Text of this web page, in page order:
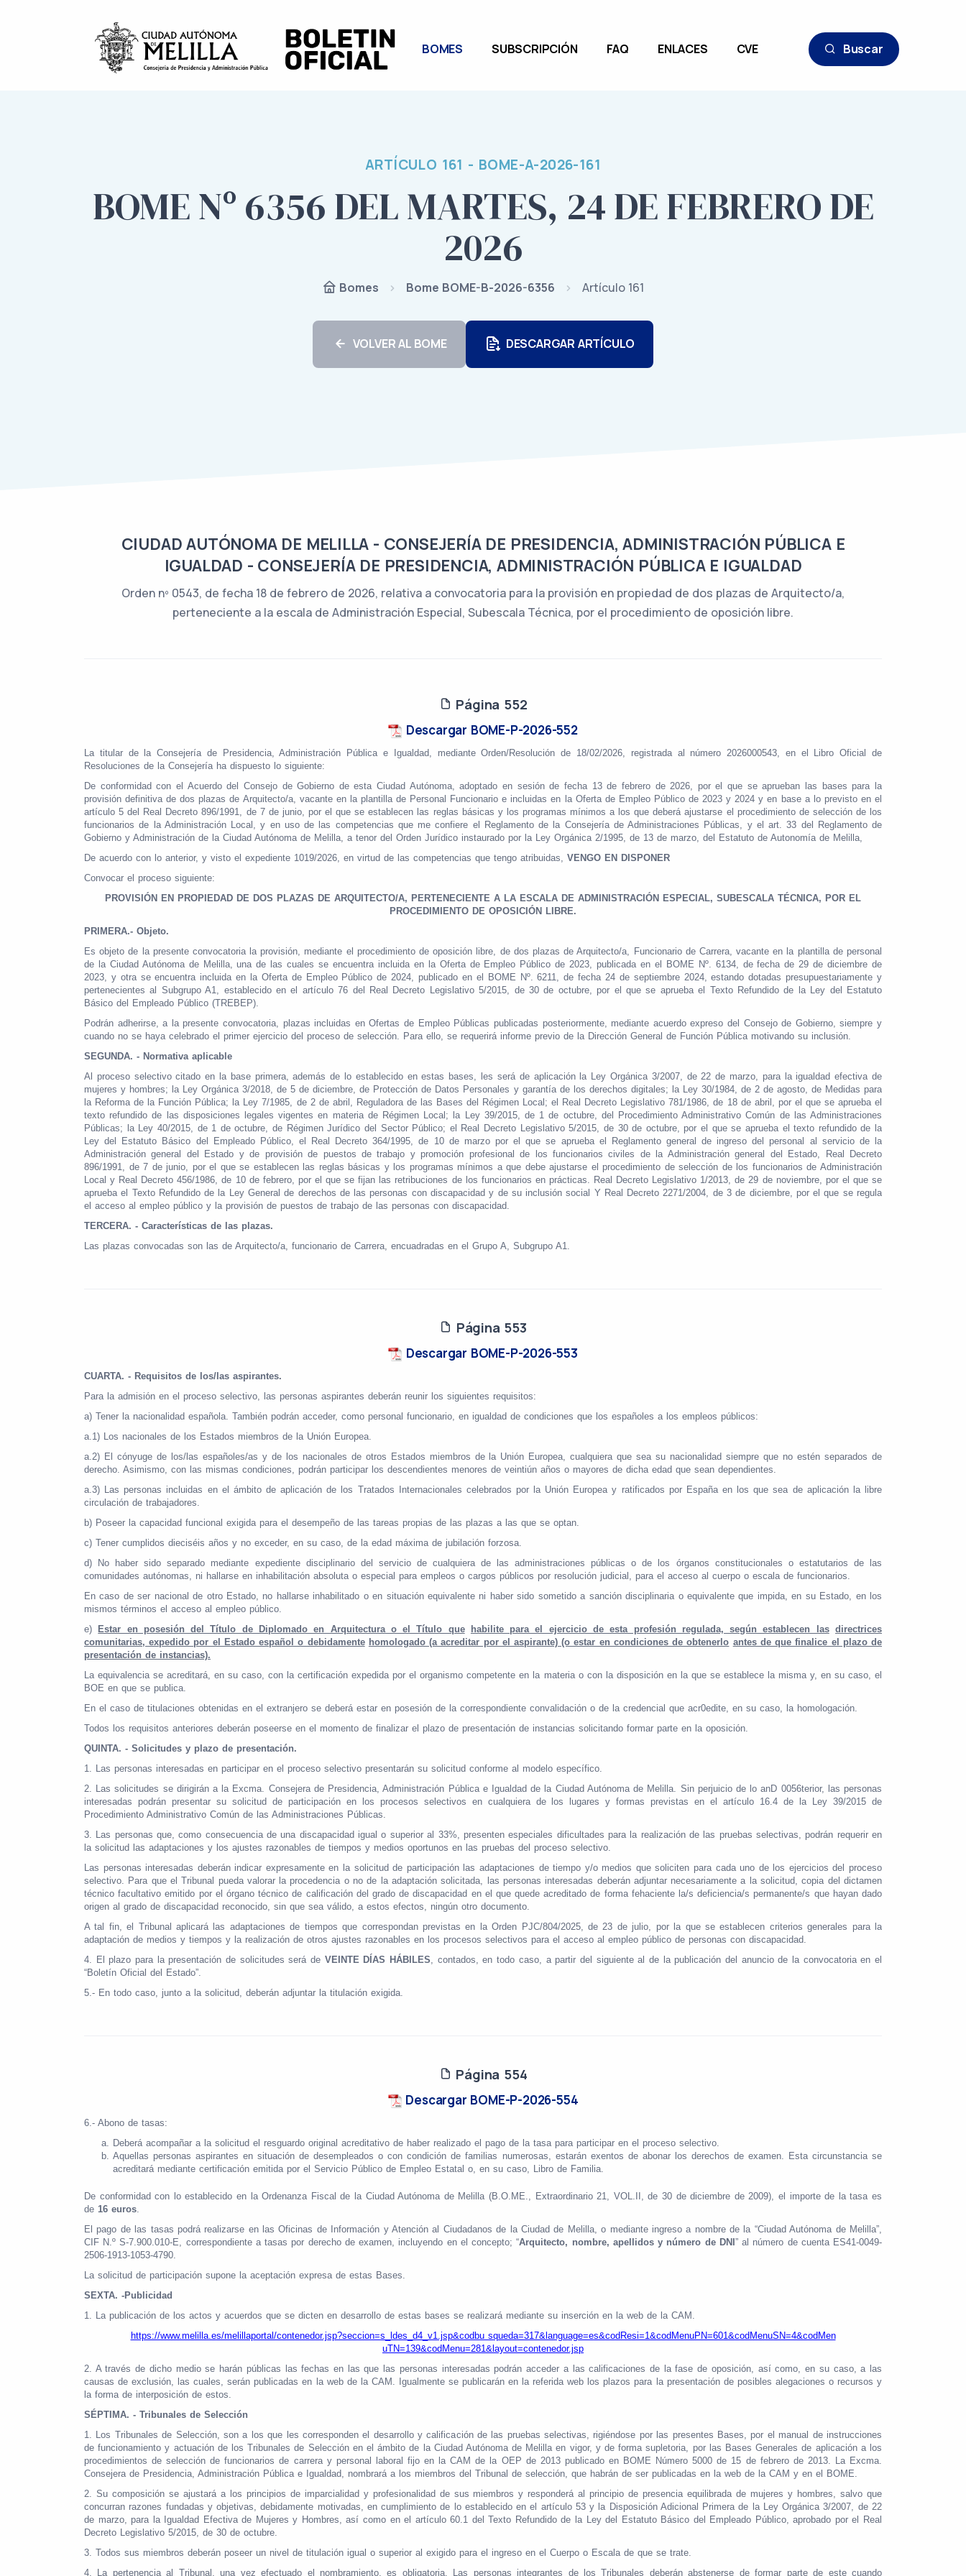
BOMES SUBSCRIPCIÓN FAQ ENLACES CVE Buscar
ARTÍCULO 161 - BOME-A-2026-161
BOME Nº 6356 DEL MARTES, 24 DE FEBRERO DE
2026
Bomes Bome BOME-B-2026-6356 Artículo 161
VOLVER AL BOME DESCARGAR ARTÍCULO
CIUDAD AUTÓNOMA DE MELILLA - CONSEJERÍA DE PRESIDENCIA, ADMINISTRACIÓN PÚBLICA E
IGUALDAD - CONSEJERÍA DE PRESIDENCIA, ADMINISTRACIÓN PÚBLICA E IGUALDAD
Orden nº 0543, de fecha 18 de febrero de 2026, relativa a convocatoria para la provisión en propiedad de dos plazas de Arquitecto/a,
perteneciente a la escala de Administración Especial, Subescala Técnica, por el procedimiento de oposición libre.
Página 552
Descargar BOME-P-2026-552
La titular de la Consejería de Presidencia, Administración Pública e Igualdad, mediante Orden/Resolución de 18/02/2026, registrada al número 2026000543, en el Libro Oficial de
Resoluciones de la Consejería ha dispuesto lo siguiente:
De conformidad con el Acuerdo del Consejo de Gobierno de esta Ciudad Autónoma, adoptado en sesión de fecha 13 de febrero de 2026, por el que se aprueban las bases para la
provisión definitiva de dos plazas de Arquitecto/a, vacante en la plantilla de Personal Funcionario e incluidas en la Oferta de Empleo Público de 2023 y 2024 y en base a lo previsto en el
artículo 5 del Real Decreto 896/1991, de 7 de junio, por el que se establecen las reglas básicas y los programas mínimos a los que deberá ajustarse el procedimiento de selección de los
funcionarios de la Administración Local, y en uso de las competencias que me confiere el Reglamento de la Consejería de Administraciones Públicas, y el art. 33 del Reglamento de
Gobierno y Administración de la Ciudad Autónoma de Melilla, a tenor del Orden Jurídico instaurado por la Ley Orgánica 2/1995, de 13 de marzo, del Estatuto de Autonomía de Melilla,
De acuerdo con lo anterior, y visto el expediente 1019/2026, en virtud de las competencias que tengo atribuidas, VENGO EN DISPONER
Convocar el proceso siguiente:
PROVISIÓN EN PROPIEDAD DE DOS PLAZAS DE ARQUITECTO/A, PERTENECIENTE A LA ESCALA DE ADMINISTRACIÓN ESPECIAL, SUBESCALA TÉCNICA, POR EL
PROCEDIMIENTO DE OPOSICIÓN LIBRE.
PRIMERA.- Objeto.
Es objeto de la presente convocatoria la provisión, mediante el procedimiento de oposición libre, de dos plazas de Arquitecto/a, Funcionario de Carrera, vacante en la plantilla de personal
de la Ciudad Autónoma de Melilla, una de las cuales se encuentra incluida en la Oferta de Empleo Público de 2023, publicada en el BOME Nº. 6134, de fecha de 29 de diciembre de
2023, y otra se encuentra incluida en la Oferta de Empleo Público de 2024, publicado en el BOME Nº. 6211, de fecha 24 de septiembre 2024, estando dotadas presupuestariamente y
pertenecientes al Subgrupo A1, establecido en el artículo 76 del Real Decreto Legislativo 5/2015, de 30 de octubre, por el que se aprueba el Texto Refundido de la Ley del Estatuto
Básico del Empleado Público (TREBEP).
Podrán adherirse, a la presente convocatoria, plazas incluidas en Ofertas de Empleo Públicas publicadas posteriormente, mediante acuerdo expreso del Consejo de Gobierno, siempre y
cuando no se haya celebrado el primer ejercicio del proceso de selección. Para ello, se requerirá informe previo de la Dirección General de Función Pública motivando su inclusión.
SEGUNDA. - Normativa aplicable
Al proceso selectivo citado en la base primera, además de lo establecido en estas bases, les será de aplicación la Ley Orgánica 3/2007, de 22 de marzo, para la igualdad efectiva de
mujeres y hombres; la Ley Orgánica 3/2018, de 5 de diciembre, de Protección de Datos Personales y garantía de los derechos digitales; la Ley 30/1984, de 2 de agosto, de Medidas para
la Reforma de la Función Pública; la Ley 7/1985, de 2 de abril, Reguladora de las Bases del Régimen Local; el Real Decreto Legislativo 781/1986, de 18 de abril, por el que se aprueba el
texto refundido de las disposiciones legales vigentes en materia de Régimen Local; la Ley 39/2015, de 1 de octubre, del Procedimiento Administrativo Común de las Administraciones
Públicas; la Ley 40/2015, de 1 de octubre, de Régimen Jurídico del Sector Público; el Real Decreto Legislativo 5/2015, de 30 de octubre, por el que se aprueba el texto refundido de la
Ley del Estatuto Básico del Empleado Público, el Real Decreto 364/1995, de 10 de marzo por el que se aprueba el Reglamento general de ingreso del personal al servicio de la
Administración general del Estado y de provisión de puestos de trabajo y promoción profesional de los funcionarios civiles de la Administración general del Estado, Real Decreto
896/1991, de 7 de junio, por el que se establecen las reglas básicas y los programas mínimos a que debe ajustarse el procedimiento de selección de los funcionarios de Administración
Local y Real Decreto 456/1986, de 10 de febrero, por el que se fijan las retribuciones de los funcionarios en prácticas. Real Decreto Legislativo 1/2013, de 29 de noviembre, por el que se
aprueba el Texto Refundido de la Ley General de derechos de las personas con discapacidad y de su inclusión social Y Real Decreto 2271/2004, de 3 de diciembre, por el que se regula
el acceso al empleo público y la provisión de puestos de trabajo de las personas con discapacidad.
TERCERA. - Características de las plazas.
Las plazas convocadas son las de Arquitecto/a, funcionario de Carrera, encuadradas en el Grupo A, Subgrupo A1.
Página 553
Descargar BOME-P-2026-553
CUARTA. - Requisitos de los/las aspirantes.
Para la admisión en el proceso selectivo, las personas aspirantes deberán reunir los siguientes requisitos:
a) Tener la nacionalidad española. También podrán acceder, como personal funcionario, en igualdad de condiciones que los españoles a los empleos públicos:
a.1) Los nacionales de los Estados miembros de la Unión Europea.
a.2) El cónyuge de los/las españoles/as y de los nacionales de otros Estados miembros de la Unión Europea, cualquiera que sea su nacionalidad siempre que no estén separados de
derecho. Asimismo, con las mismas condiciones, podrán participar los descendientes menores de veintiún años o mayores de dicha edad que sean dependientes.
a.3) Las personas incluidas en el ámbito de aplicación de los Tratados Internacionales celebrados por la Unión Europea y ratificados por España en los que sea de aplicación la libre
circulación de trabajadores.
b) Poseer la capacidad funcional exigida para el desempeño de las tareas propias de las plazas a las que se optan.
c) Tener cumplidos dieciséis años y no exceder, en su caso, de la edad máxima de jubilación forzosa.
d) No haber sido separado mediante expediente disciplinario del servicio de cualquiera de las administraciones públicas o de los órganos constitucionales o estatutarios de las
comunidades autónomas, ni hallarse en inhabilitación absoluta o especial para empleos o cargos públicos por resolución judicial, para el acceso al cuerpo o escala de funcionarios.
En caso de ser nacional de otro Estado, no hallarse inhabilitado o en situación equivalente ni haber sido sometido a sanción disciplinaria o equivalente que impida, en su Estado, en los
mismos términos el acceso al empleo público.
e) Estar en posesión del Título de Diplomado en Arquitectura o el Título que habilite para el ejercicio de esta profesión regulada, según establecen las directrices
comunitarias, expedido por el Estado español o debidamente homologado (a acreditar por el aspirante) (o estar en condiciones de obtenerlo antes de que finalice el plazo de
presentación de instancias).
La equivalencia se acreditará, en su caso, con la certificación expedida por el organismo competente en la materia o con la disposición en la que se establece la misma y, en su caso, el
BOE en que se publica.
En el caso de titulaciones obtenidas en el extranjero se deberá estar en posesión de la correspondiente convalidación o de la credencial que acr0edite, en su caso, la homologación.
Todos los requisitos anteriores deberán poseerse en el momento de finalizar el plazo de presentación de instancias solicitando formar parte en la oposición.
QUINTA. - Solicitudes y plazo de presentación.
1. Las personas interesadas en participar en el proceso selectivo presentarán su solicitud conforme al modelo específico.
2. Las solicitudes se dirigirán a la Excma. Consejera de Presidencia, Administración Pública e Igualdad de la Ciudad Autónoma de Melilla. Sin perjuicio de lo anD 0056terior, las personas
interesadas podrán presentar su solicitud de participación en los procesos selectivos en cualquiera de los lugares y formas previstas en el artículo 16.4 de la Ley 39/2015 de
Procedimiento Administrativo Común de las Administraciones Públicas.
3. Las personas que, como consecuencia de una discapacidad igual o superior al 33%, presenten especiales dificultades para la realización de las pruebas selectivas, podrán requerir en
la solicitud las adaptaciones y los ajustes razonables de tiempos y medios oportunos en las pruebas del proceso selectivo.
Las personas interesadas deberán indicar expresamente en la solicitud de participación las adaptaciones de tiempo y/o medios que soliciten para cada uno de los ejercicios del proceso
selectivo. Para que el Tribunal pueda valorar la procedencia o no de la adaptación solicitada, las personas interesadas deberán adjuntar necesariamente a la solicitud, copia del dictamen
técnico facultativo emitido por el órgano técnico de calificación del grado de discapacidad en el que quede acreditado de forma fehaciente la/s deficiencia/s permanente/s que hayan dado
origen al grado de discapacidad reconocido, sin que sea válido, a estos efectos, ningún otro documento.
A tal fin, el Tribunal aplicará las adaptaciones de tiempos que correspondan previstas en la Orden PJC/804/2025, de 23 de julio, por la que se establecen criterios generales para la
adaptación de medios y tiempos y la realización de otros ajustes razonables en los procesos selectivos para el acceso al empleo público de personas con discapacidad.
4. El plazo para la presentación de solicitudes será de VEINTE DÍAS HÁBILES , contados, en todo caso, a partir del siguiente al de la publicación del anuncio de la convocatoria en el
“Boletín Oficial del Estado”.
5.- En todo caso, junto a la solicitud, deberán adjuntar la titulación exigida.
Página 554
Descargar BOME-P-2026-554
6.- Abono de tasas:
Deberá acompañar a la solicitud el resguardo original acreditativo de haber realizado el pago de la tasa para participar en el proceso selectivo.
Aquellas personas aspirantes en situación de desempleados o con condición de familias numerosas, estarán exentos de abonar los derechos de examen. Esta circunstancia se
acreditará mediante certificación emitida por el Servicio Público de Empleo Estatal o, en su caso, Libro de Familia.
De conformidad con lo establecido en la Ordenanza Fiscal de la Ciudad Autónoma de Melilla (B.O.ME., Extraordinario 21, VOL.II, de 30 de diciembre de 2009), el importe de la tasa es
de 16 euros
El pago de las tasas podrá realizarse en las Oficinas de Información y Atención al Ciudadanos de la Ciudad de Melilla, o mediante ingreso a nombre de la “Ciudad Autónoma de Melilla”,
CIF N.º S-7.900.010-E, correspondiente a tasas por derecho de examen, incluyendo en el concepto; “Arquitecto, nombre, apellidos y número de DNI” al número de cuenta ES41-0049-
2506-1913-1053-4790.
La solicitud de participación supone la aceptación expresa de estas Bases.
SEXTA. -Publicidad
1. La publicación de los actos y acuerdos que se dicten en desarrollo de estas bases se realizará mediante su inserción en la web de la CAM.
https://www.melilla.es/melillaportal/contenedor.jsp?seccion=s_ldes_d4_v1.jsp&codbu squeda=317&language=es&codResi=1&codMenuPN=601&codMenuSN=4&codMen
uTN=139&codMenu=281&layout=contenedor.jsp
2. A través de dicho medio se harán públicas las fechas en las que las personas interesadas podrán acceder a las calificaciones de la fase de oposición, así como, en su caso, a las
causas de exclusión, las cuales, serán publicadas en la web de la CAM. Igualmente se publicarán en la referida web los plazos para la presentación de posibles alegaciones o recursos y
la forma de interposición de estos.
SÉPTIMA. - Tribunales de Selección
1. Los Tribunales de Selección, son a los que les corresponden el desarrollo y calificación de las pruebas selectivas, rigiéndose por las presentes Bases, por el manual de instrucciones
de funcionamiento y actuación de los Tribunales de Selección en el ámbito de la Ciudad Autónoma de Melilla en vigor, y de forma supletoria, por las Bases Generales de aplicación a los
procedimientos de selección de funcionarios de carrera y personal laboral fijo en la CAM de la OEP de 2013 publicado en BOME Número 5000 de 15 de febrero de 2013. La Excma.
Consejera de Presidencia, Administración Pública e Igualdad, nombrará a los miembros del Tribunal de selección, que habrán de ser publicadas en la web de la CAM y en el BOME.
2. Su composición se ajustará a los principios de imparcialidad y profesionalidad de sus miembros y responderá al principio de presencia equilibrada de mujeres y hombres, salvo que
concurran razones fundadas y objetivas, debidamente motivadas, en cumplimiento de lo establecido en el artículo 53 y la Disposición Adicional Primera de la Ley Orgánica 3/2007, de 22
de marzo, para la Igualdad Efectiva de Mujeres y Hombres, así como en el artículo 60.1 del Texto Refundido de la Ley del Estatuto Básico del Empleado Público, aprobado por el Real
Decreto Legislativo 5/2015, de 30 de octubre.
3. Todos sus miembros deberán poseer un nivel de titulación igual o superior al exigido para el ingreso en el Cuerpo o Escala de que se trate.
4. La pertenencia al Tribunal, una vez efectuado el nombramiento, es obligatoria. Las personas integrantes de los Tribunales deberán abstenerse de formar parte de este cuando